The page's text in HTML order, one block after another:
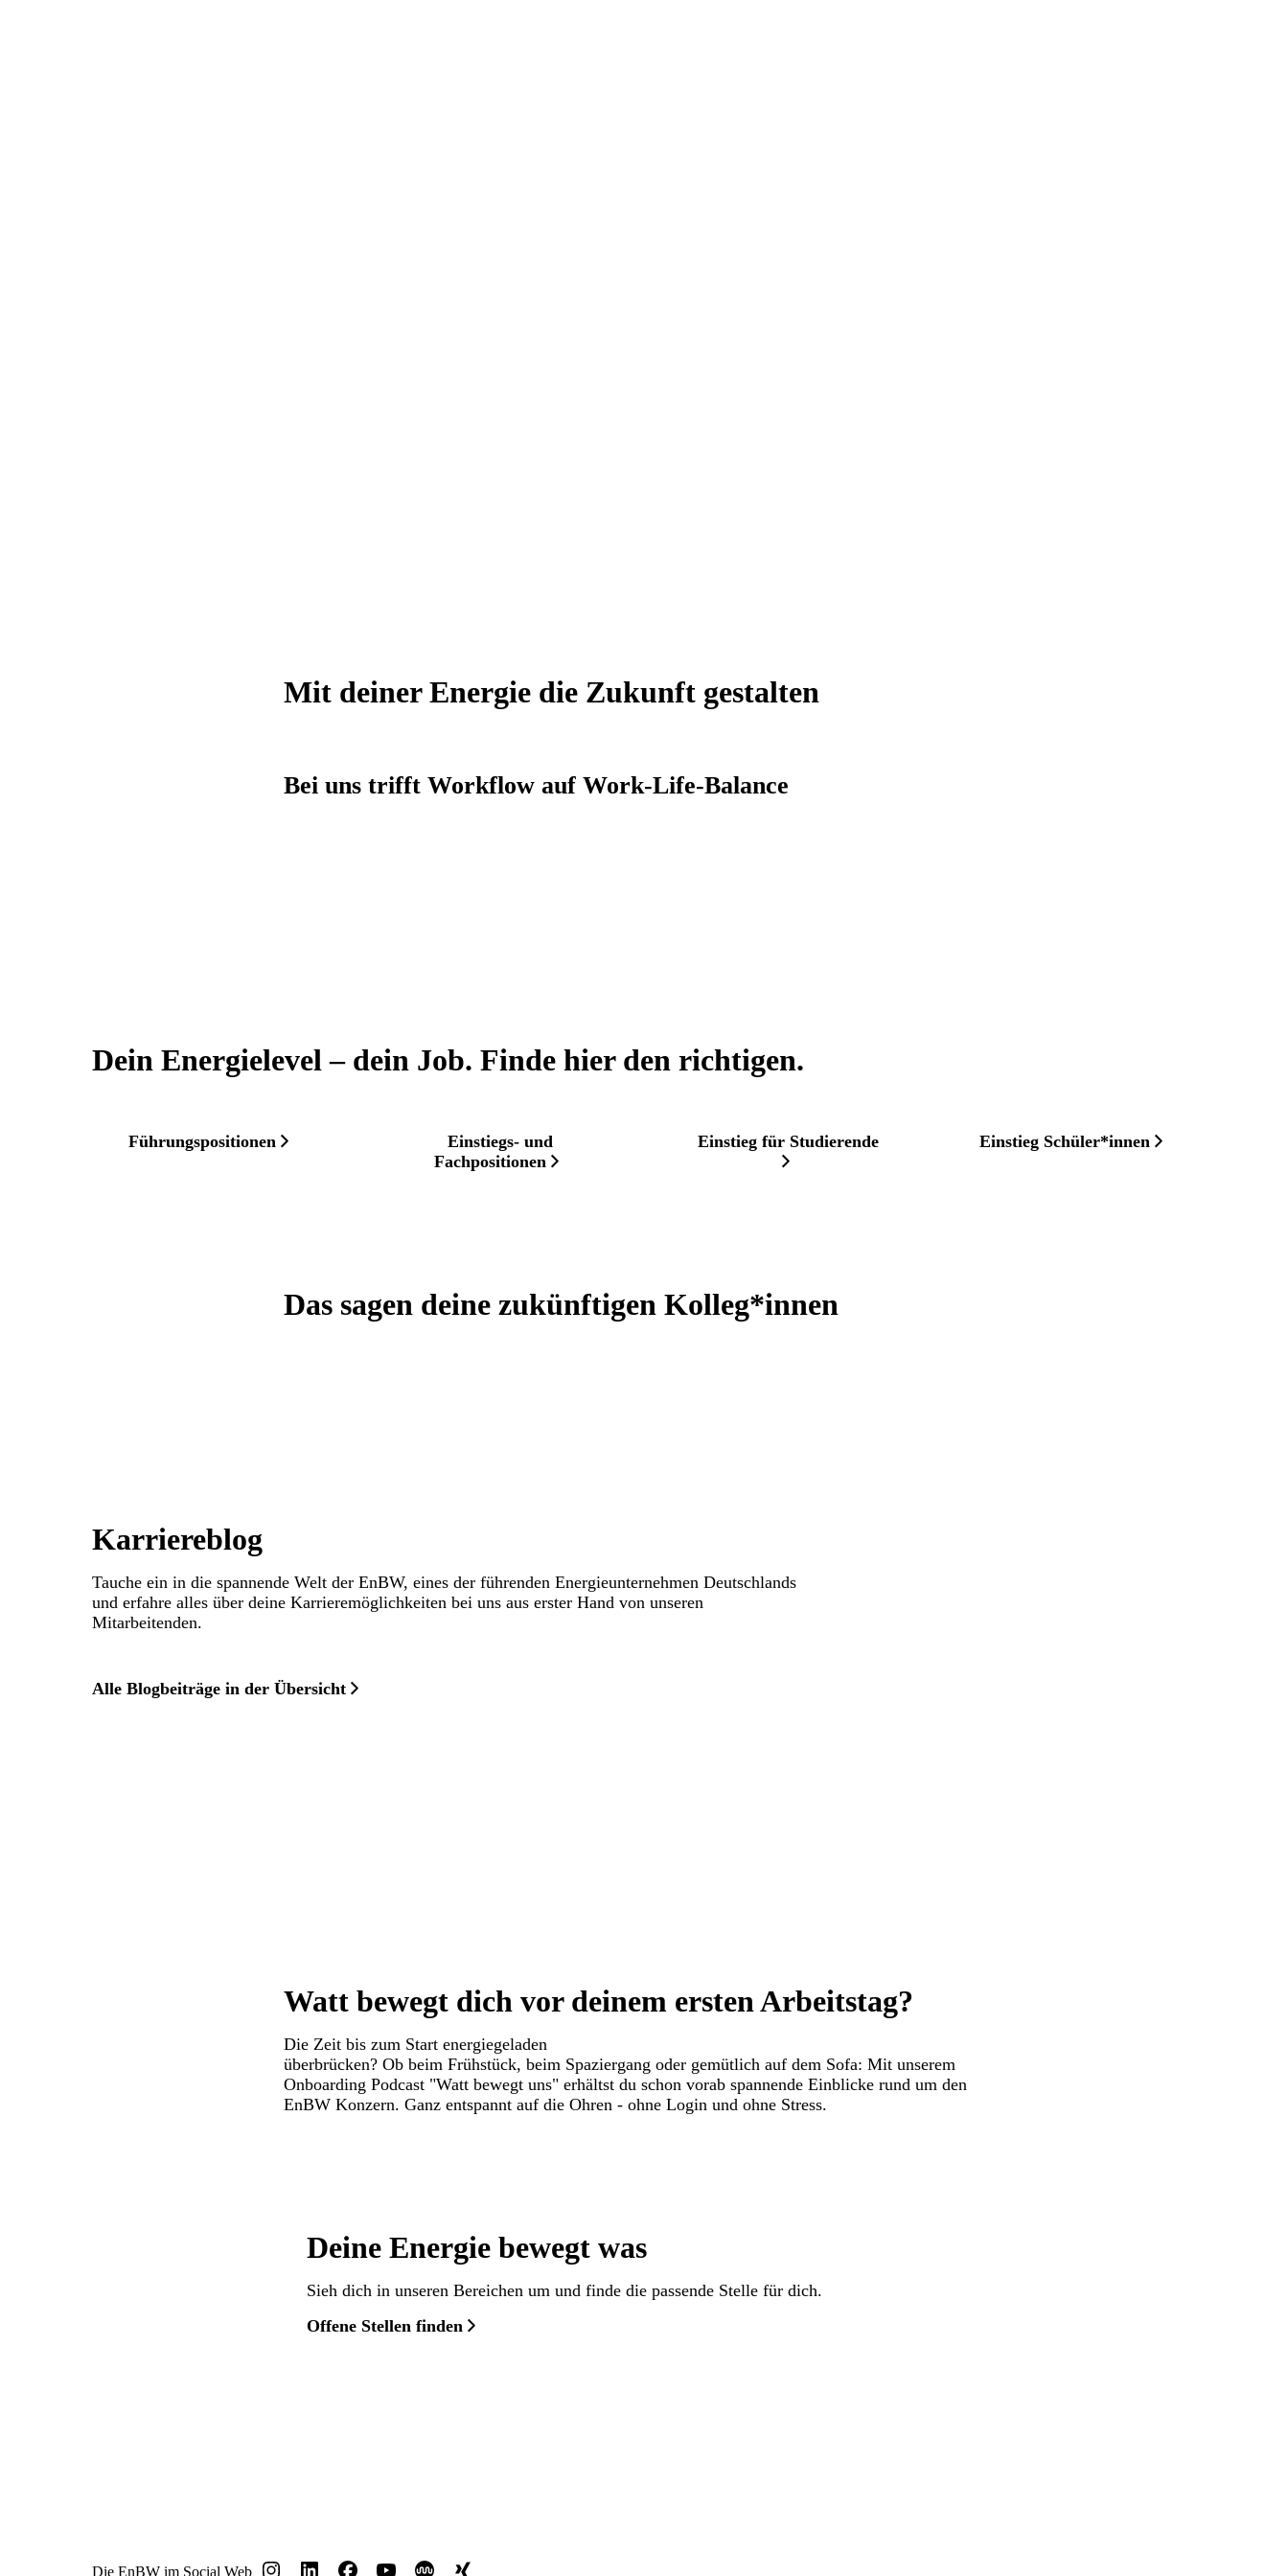
Mit deiner Energie die Zukunft gestalten
Bei uns trifft Workflow auf Work-Life-Balance
Dein Energielevel – dein Job. Finde hier den richtigen.
Führungspositionen
Einstiegs- und
Fachpositionen
Einstieg für Studierende Einstieg Schüler*innen
Das sagen deine zukünftigen Kolleg*innen
Karriereblog
Tauche ein in die spannende Welt der EnBW, eines der führenden Energieunternehmen Deutschlands
und erfahre alles über deine Karrieremöglichkeiten bei uns aus erster Hand von unseren
Mitarbeitenden.
Alle Blogbeiträge in der Übersicht
Watt bewegt dich vor deinem ersten Arbeitstag?
Die Zeit bis zum Start energiegeladen
überbrücken? Ob beim Frühstück, beim Spaziergang oder gemütlich auf dem Sofa: Mit unserem
Onboarding Podcast "Watt bewegt uns" erhältst du schon vorab spannende Einblicke rund um den
EnBW Konzern. Ganz entspannt auf die Ohren - ohne Login und ohne Stress.
Deine Energie bewegt was
Sieh dich in unseren Bereichen um und finde die passende Stelle für dich.
Offene Stellen finden
Die EnBW im Social Web